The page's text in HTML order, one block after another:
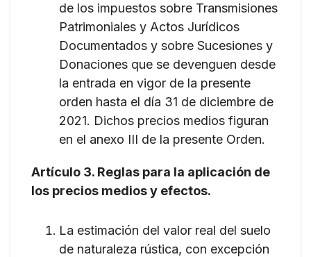
de los impuestos sobre Transmisiones
Patrimoniales y Actos Jurídicos
Documentados y sobre Sucesiones y
Donaciones que se devenguen desde
la entrada en vigor de la presente
orden hasta el día 31 de diciembre de
2021. Dichos precios medios figuran
en el anexo III de la presente Orden.
Artículo 3. Reglas para la aplicación de
los precios medios y efectos.
La estimación del valor real del suelo
de naturaleza rústica, con excepción